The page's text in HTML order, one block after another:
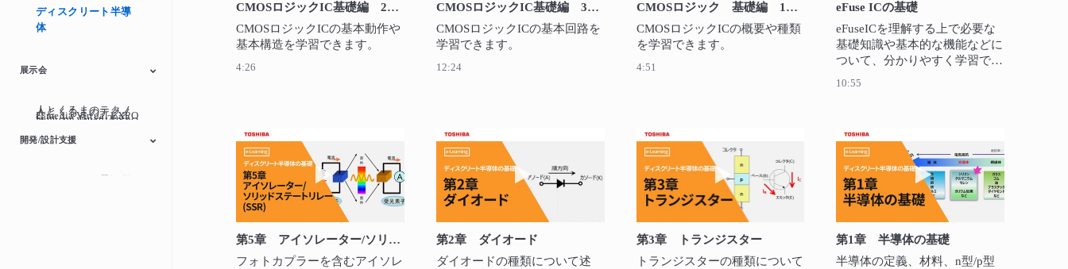
ディスクリート半導
体
展示会
人とくるまのテクノ
人とくるまのテクノ
ITmedia Virtual EXPO
Semicon Japan 2022
ITmedia Virtual EXPO
2021 秋
ITmedia Virtual EXPO
2021 春
ロジー展
Embedded
Technology
Smart Sensing
開発/設計支援
スイッチング電源回
CMOSロジックIC基礎編 2章 CMOSロジックICの基本動作
CMOSロジックICの基本動作や
基本構造を学習できます。
4:26
CMOSロジックIC基礎編 3章 CMOSロジックICの基本回路
CMOSロジックICの基本回路を
学習できます。
12:24
CMOSロジック 基礎編 1章 CMOSロジックICの概要
CMOSロジックICの概要や種類
を学習できます。
4:51
eFuse ICの基礎
eFuseICを理解する上で必要な
基礎知識や基本的な機能などに
ついて、分かりやすく学習でき
ます。
10:55
動画を再生 第5章 アイソレーター/ソリッドステートリレー(SSR)
第5章 アイソレーター/ソリッドステートリレー(SSR)
フォトカプラーを含むアイソレ
動画を再生 第2章 ダイオード
第2章 ダイオード
ダイオードの種類について述
動画を再生 第3章 トランジスター
第3章 トランジスター
トランジスターの種類について
動画を再生 第1章 半導
第1章 半導体の基礎
半導体の定義、材料、n型/p型